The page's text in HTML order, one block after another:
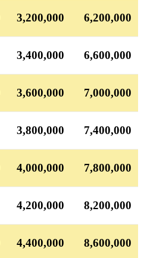
3,200,000 6,200,000
3,400,000 6,600,000
3,600,000 7,000,000
3,800,000 7,400,000
4,000,000 7,800,000
4,200,000 8,200,000
4,400,000 8,600,000